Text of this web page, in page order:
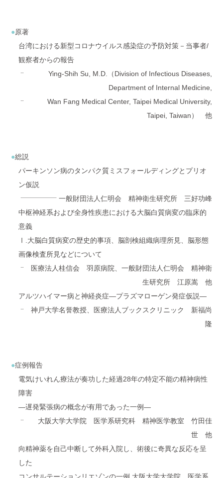
原著
台湾における新型コロナウイルス感染症の予防対策－当事者/
観察者からの報告
Ying-Shih Su, M.D.（Division of Infectious Diseases,
Department of Internal Medicine,
Wan Fang Medical Center, Taipei Medical University,
Taipei, Taiwan） 他
総説
パーキンソン病のタンパク質ミスフォールディングとプリオ
ン仮説
一般財団法人仁明会 精神衛生研究所 三好功峰
中枢神経系および全身性疾患における大脳白質病変の臨床的
意義
Ⅰ.大脳白質病変の歴史的事項、脳剖検組織病理所見、脳形態
画像検査所見などについて
医療法人桂信会 羽原病院、一般財団法人仁明会 精神衛
生研究所 江原嵩 他
アルツハイマー病と神経炎症―プラズマローゲン発症仮説―
神戸大学名誉教授、医療法人ブックスクリニック 新福尚
隆
症例報告
電気けいれん療法が奏功した経過28年の特定不能の精神病性
障害
―遅発緊張病の概念が有用であった一例―
大阪大学大学院 医学系研究科 精神医学教室 竹田佳
世 他
向精神薬を自己中断して外科入院し、術後に奇異な反応を呈
した